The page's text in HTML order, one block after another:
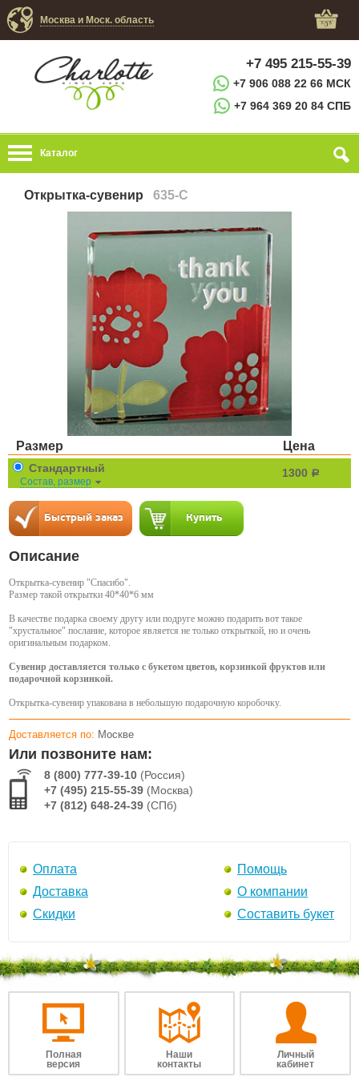
Москва и Моск. область
+7 495 215-55-39
+7 906 088 22 66 МСК
+7 964 369 20 84 СПБ
Каталог
Открытка-сувенир 635-C
Размер Цена
Стандартный
Состав, размер
1300 a
Описание
Открытка-сувенир "Спасибо".
Размер такой открытки 40*40*6 мм
В качестве подарка своему другу или подруге можно подарить вот такое
"хрустальное" послание, которое является не только открыткой, но и очень
оригинальным подарком.
Сувенир доставляется только с букетом цветов, корзинкой фруктов или
подарочной корзинкой.
Открытка-сувенир упакована в небольшую подарочную коробочку.
Доставляется по: Москве
Или позвоните нам:
8 (800) 777-39-10 (Россия)
+7 (495) 215-55-39 (Москва)
+7 (812) 648-24-39 (СПб)
Оплата
Доставка
Скидки
Помощь
О компании
Составить букет
Полная
версия
Наши
контакты
Личный
кабинет